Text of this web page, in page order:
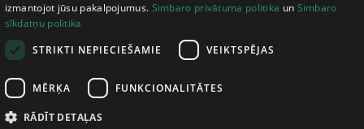
Pirkšanas noteikumi
Sīkdatņu politika
Atteikuma tiesības
LITHUANIAN
izmantojot jūsu pakalpojumus. Simbaro privātuma politika un Simbaro
sīkdatņu politika
STRIKTI NEPIECIEŠAMIE
VEIKTSPĒJAS
MĒRĶA FUNKCIONALITĀTES
RĀDĪT DETAĻAS